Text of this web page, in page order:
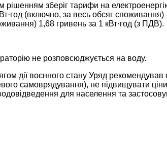
рішенням зберіг тарифи на
(включно, за весь обсяг
1,68 гривень за 1 кВт·год (з ПДВ).
не розповсюджується на воду.
дії воєнного стану Уряд
самоврядування), не підвищувати
для населення та